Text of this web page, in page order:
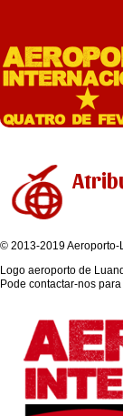
© 2013-2019 Aeroporto-
Logo aeroporto de
Pode contactar-nos